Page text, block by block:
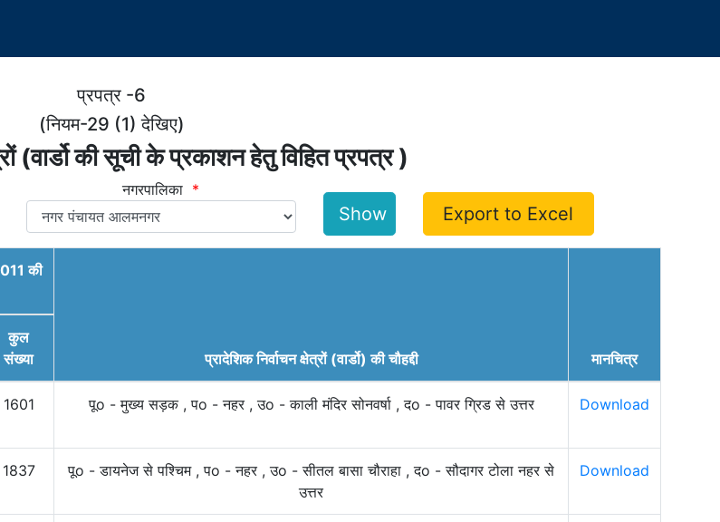
प्रपत्र -6
(नियम-29 (1) देखिए)
(वार्डो की सूची के प्रकाशन हेतु विहित प्रपत्र )
नगरपालिका *
Export to Excel
की
प्रादेशिक निर्वाचन क्षेत्रों (वार्डो) की चौहद्दी मानचित्र
कुल
संख्या
1601 पूo - मुख्य सड़क , पo - नहर , उo - काली मंदिर सोनवर्षा , दo - पावर ग्रिड से उत्तर Download
1837
पूo - डायनेज से पश्चिम , पo - नहर , उo - सीतल बासा चौराहा , दo - सौदागर टोला नहर से
उत्तर
Download